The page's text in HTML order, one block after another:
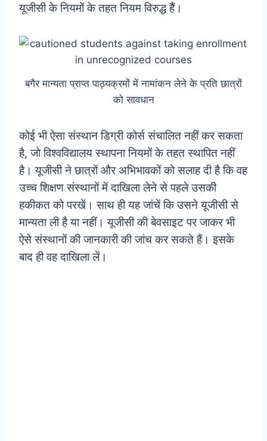
यूजीसी के नियमों के तहत नियम विरुद्ध हैैं।
बगैर मान्यता प्राप्त पाठ्यक्रमों में नामांकन लेने के प्रति छात्रों
को सावधान
कोई भी ऐसा संस्थान डिग्री कोर्स संचालित नहीं कर सकता
है, जो विश्वविद्यालय स्थापना नियमों के तहत स्थापित नहीं
है।यूजीसी ने छात्रों और अभिभावकों को सलाह दी है कि वह
उच्च शिक्षण संस्थानों में दाखिला लेने से पहले उसकी
हकीकत को परखें।साथ ही यह जांचें कि उसने यूजीसी से
मान्यता ली है या नहीं। यूजीसी की बेवसाइट पर जाकर भी
ऐसे संस्थानों की जानकारी की जांच कर सकते हैं। इसके
बाद ही वह दाखिला लें।